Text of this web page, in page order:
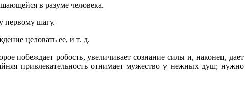
в разуме человека.
первому шагу.
целовать ее, и т. д.
побеждает робость, увеличивает сознание силы и, наконец, дает
привлекательность отнимает мужество у нежных душ; нужно